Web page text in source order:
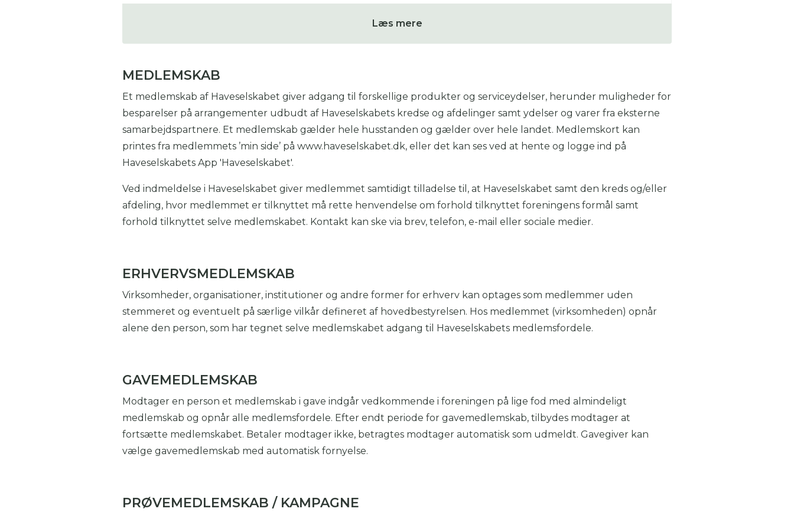
Læs mere
MEDLEMSKAB
Et medlemskab af Haveselskabet giver adgang til forskellige produkter og serviceydelser, herunder muligheder for
besparelser på arrangementer udbudt af Haveselskabets kredse og afdelinger samt ydelser og varer fra eksterne
samarbejdspartnere. Et medlemskab gælder hele husstanden og gælder over hele landet. Medlemskort kan
printes fra medlemmets ’min side’ på www.haveselskabet.dk, eller det kan ses ved at hente og logge ind på
Haveselskabets App 'Haveselskabet'.
Ved indmeldelse i Haveselskabet giver medlemmet samtidigt tilladelse til, at Haveselskabet samt den kreds og/eller
afdeling, hvor medlemmet er tilknyttet må rette henvendelse om forhold tilknyttet foreningens formål samt
forhold tilknyttet selve medlemskabet. Kontakt kan ske via brev, telefon, e-mail eller sociale medier.
ERHVERVSMEDLEMSKAB
Virksomheder, organisationer, institutioner og andre former for erhverv kan optages som medlemmer uden
stemmeret og eventuelt på særlige vilkår defineret af hovedbestyrelsen. Hos medlemmet (virksomheden) opnår
alene den person, som har tegnet selve medlemskabet adgang til Haveselskabets medlemsfordele.
GAVEMEDLEMSKAB
Modtager en person et medlemskab i gave indgår vedkommende i foreningen på lige fod med almindeligt
medlemskab og opnår alle medlemsfordele. Efter endt periode for gavemedlemskab, tilbydes modtager at
fortsætte medlemskabet. Betaler modtager ikke, betragtes modtager automatisk som udmeldt. Gavegiver kan
vælge gavemedlemskab med automatisk fornyelse.
PRØVEMEDLEMSKAB / KAMPAGNE